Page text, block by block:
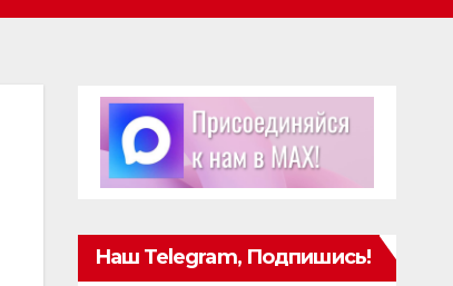
Наш Telegram, Подпишись!